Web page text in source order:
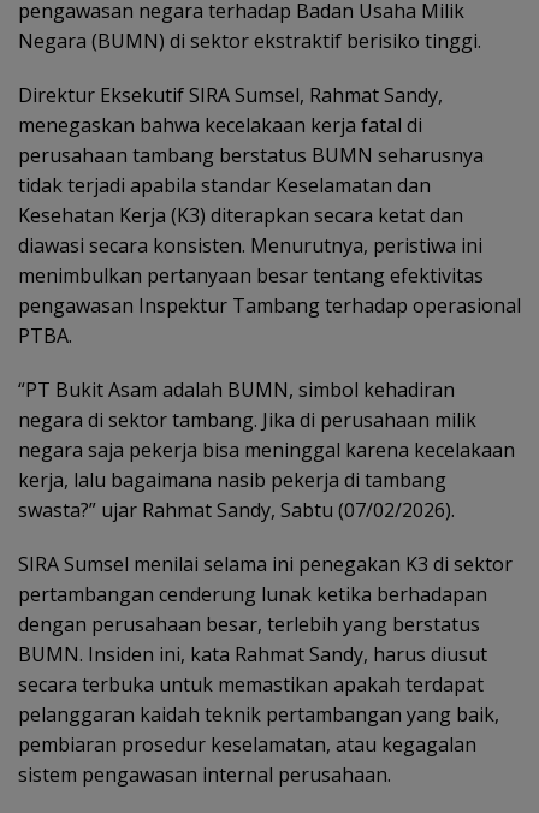
pengawasan negara terhadap Badan Usaha Milik
Negara (BUMN) di sektor ekstraktif berisiko tinggi.
Direktur Eksekutif SIRA Sumsel, Rahmat Sandy,
menegaskan bahwa kecelakaan kerja fatal di
perusahaan tambang berstatus BUMN seharusnya
tidak terjadi apabila standar Keselamatan dan
Kesehatan Kerja (K3) diterapkan secara ketat dan
diawasi secara konsisten. Menurutnya, peristiwa ini
menimbulkan pertanyaan besar tentang efektivitas
pengawasan Inspektur Tambang terhadap operasional
PTBA.
“PT Bukit Asam adalah BUMN, simbol kehadiran
negara di sektor tambang. Jika di perusahaan milik
negara saja pekerja bisa meninggal karena kecelakaan
kerja, lalu bagaimana nasib pekerja di tambang
swasta?” ujar Rahmat Sandy, Sabtu (07/02/2026).
SIRA Sumsel menilai selama ini penegakan K3 di sektor
pertambangan cenderung lunak ketika berhadapan
dengan perusahaan besar, terlebih yang berstatus
BUMN. Insiden ini, kata Rahmat Sandy, harus diusut
secara terbuka untuk memastikan apakah terdapat
pelanggaran kaidah teknik pertambangan yang baik,
pembiaran prosedur keselamatan, atau kegagalan
sistem pengawasan internal perusahaan.